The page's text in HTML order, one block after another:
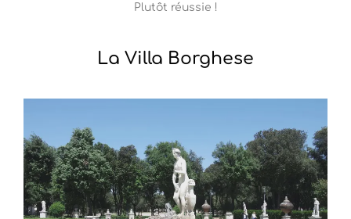
Plutôt réussie !
La Villa Borghese